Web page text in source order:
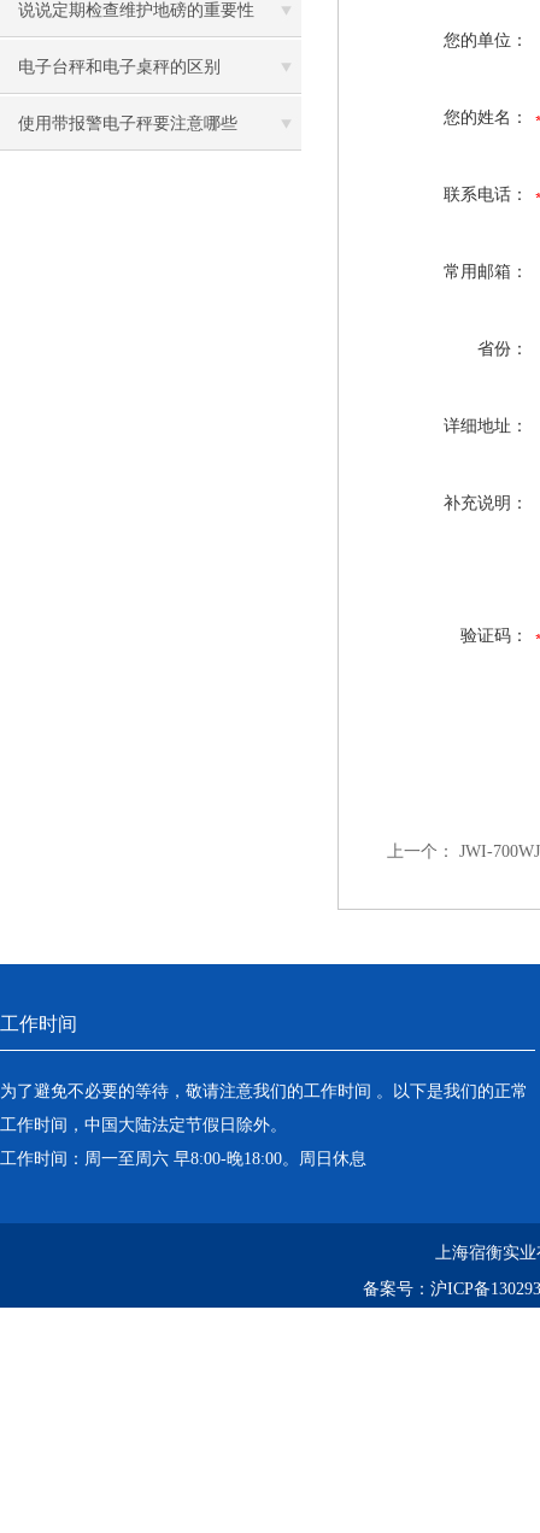
说说定期检查维护地磅的重要性
电子台秤和电子桌秤的区别
使用带报警电子秤要注意哪些
您的单位：
您的姓名：
联系电话：
常用邮箱：
省份：
详细地址：
补充说明：
验证码：
上一个： JWI-
工作时间
为了避免不必要的等待，敬请注意我们的工作时间 。以下是我们的正常
工作时间，中国大陆法定节假日除外。
工作时间：周一至周六 早8:00-晚18:00。周日休息
上海宿衡实
备案号： 沪ICP备